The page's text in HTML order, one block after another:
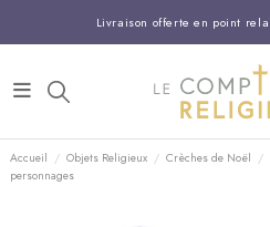
Livraison offerte en point
Entreprise Française
Support client disponible
Commandez avant 14H,
Accueil Objets Religieux Crèches de Noël
personnages